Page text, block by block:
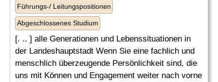
Führungs-/ Leitungspositionen
Abgeschlossenes Studium
[. .. ] alle Generationen und Lebenssituationen in
der Landeshauptstadt Wenn Sie eine fachlich und
menschlich überzeugende Persönlichkeit sind, die
uns mit Können und Engagement weiter nach vorne